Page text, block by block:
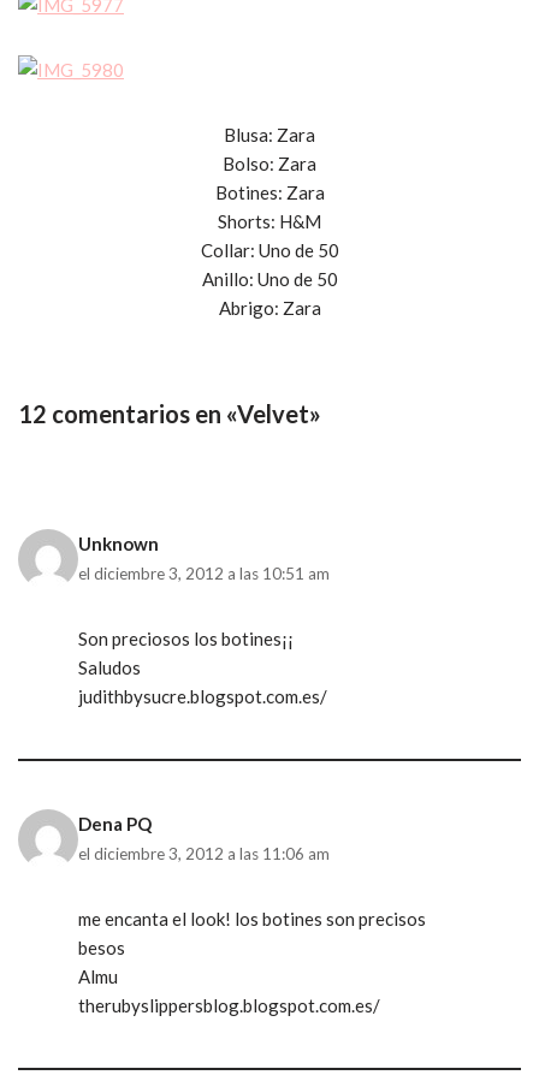
Blusa: Zara
Bolso: Zara
Botines: Zara
Shorts: H&M
Collar: Uno de 50
Anillo: Uno de 50
Abrigo: Zara
12 comentarios en «Velvet»
Unknown
el diciembre 3, 2012 a las 10:51 am
Son preciosos los botines¡¡
Saludos
judithbysucre.blogspot.com.es/
Dena PQ
el diciembre 3, 2012 a las 11:06 am
me encanta el look! los botines son precisos
besos
Almu
therubyslippersblog.blogspot.com.es/